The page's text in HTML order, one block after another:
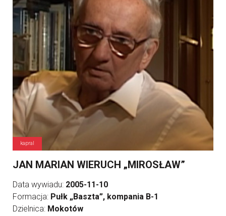
kapral
JAN MARIAN WIERUCH „MIROSŁAW”
Data wywiadu: 2005-11-10
Formacja: Pułk „Baszta”, kompania B-1
Dzielnica: Mokotów